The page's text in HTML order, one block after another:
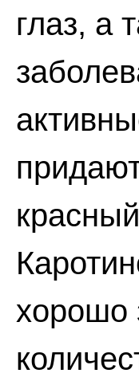
глаз, а
хорошо